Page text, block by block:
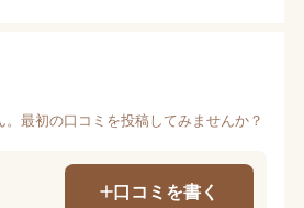
。最初の口コミを投稿してみませんか？
口コミを書く